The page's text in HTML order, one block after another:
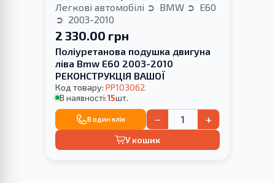
Легкові автомобілі BMW
E60
2003-2010
2 330.00 грн
Поліуретанова подушка двигуна
ліва Bmw E60 2003-2010
РЕКОНСТРУКЦІЯ ВАШОЇ
Код товару: PP103062
В наявності:15шт.
В один клік − +
У кошик